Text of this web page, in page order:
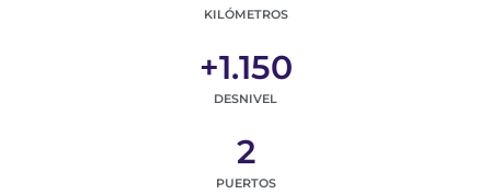
KILÓMETROS
DESNIVEL
+1.150
PUERTOS
2